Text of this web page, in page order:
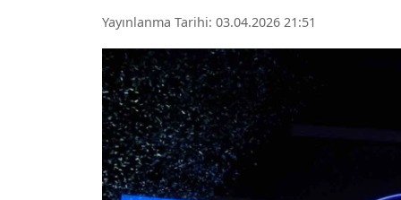
Yayınlanma Tarihi: 03.04.2026 21:51